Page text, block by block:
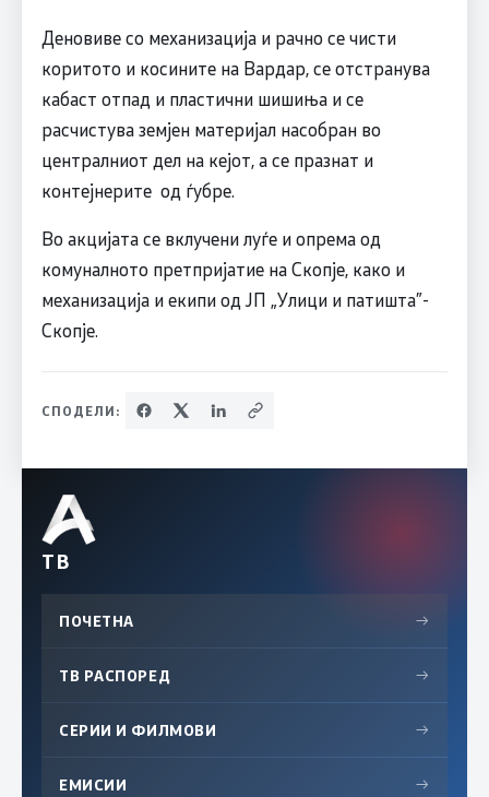
Деновиве со механизација и рачно се чисти
коритото и косините на Вардар, се отстранува
кабаст отпад и пластични шишиња и се
расчистува земјен материјал насобран во
централниот дел на кејот, а се празнат и
контејнерите од ѓубре.
Во акцијата се вклучени луѓе и опрема од
комуналното претпријатие на Скопје, како и
механизација и екипи од ЈП „Улици и патишта”-
Скопје.
СПОДЕЛИ:
ТВ
ПОЧЕТНА →
ТВ РАСПОРЕД →
СЕРИИ И ФИЛМОВИ →
ЕМИСИИ →